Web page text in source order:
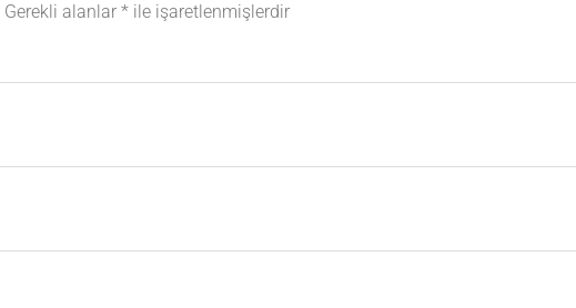
Gerekli alanlar * ile işaretlenmişlerdir